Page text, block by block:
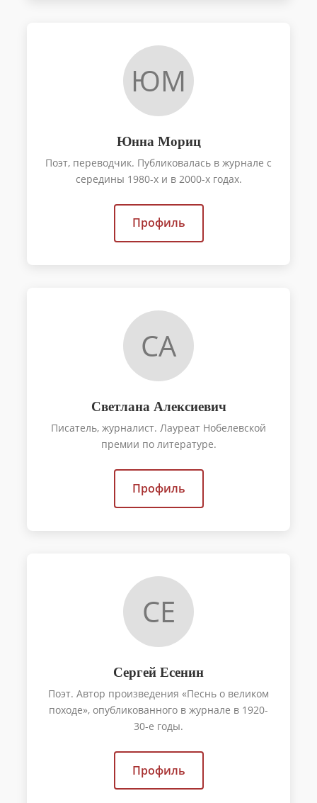
ЮМ
Юнна Мориц
Поэт, переводчик. Публиковалась в журнале с
середины 1980-х и в 2000-х годах.
Профиль
СА
Светлана Алексиевич
Писатель, журналист. Лауреат Нобелевской
премии по литературе.
Профиль
СЕ
Сергей Есенин
Поэт. Автор произведения «Песнь о великом
походе», опубликованного в журнале в 1920-
30-е годы.
Профиль